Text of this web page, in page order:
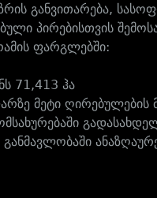
განვითარება,
პირებისთვის
ფარგლებში:
71,413 ჰა
მეტი ღირებულების